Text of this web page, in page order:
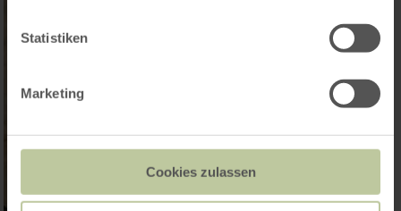
Statistiken
Marketing
Cookies zulassen